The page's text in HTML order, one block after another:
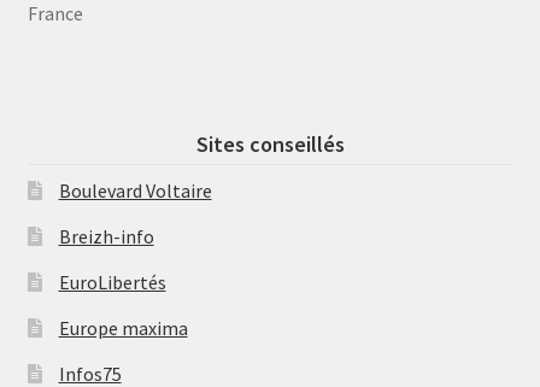
France
Sites conseillés
Boulevard Voltaire
Breizh-info
EuroLibertés
Europe maxima
Infos75